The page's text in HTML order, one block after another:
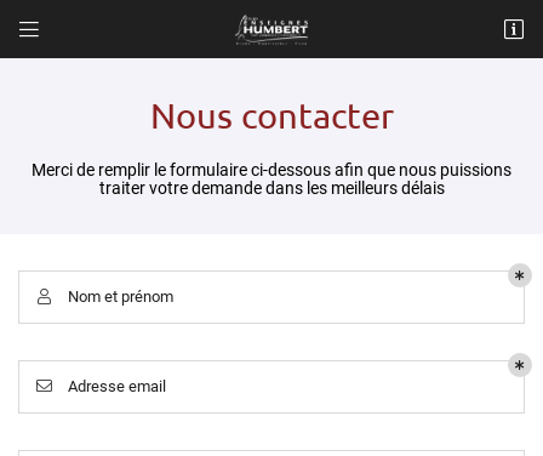
 
Nous contacter
Merci de remplir le formulaire ci-dessous afin que nous puissions
traiter votre demande dans les meilleurs délais
 Nom et prénom
 Adresse email